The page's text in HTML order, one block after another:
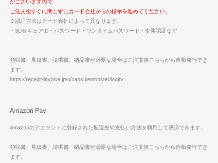
がございますので
ご注文後すぐに閉じずにカード会社からの指示を進めてください。
※認証方法はカード会社によって異なります。
・3DセキュアID・パスワード・ワンタイムパスワード・生体認証など
領収書、見積書、請求書、納品書が必要な場合はご注文後こちらから自動発行でき
ます。
https://receipt-invoice.jp/u/capsulemonster/login/
Amazon Pay
Amazonのアカウントに登録された配送先や支払い方法を利用して決済できます。
領収書、見積書、請求書、納品書が必要な場合はご注文後こちらから自動発行でき
ます。